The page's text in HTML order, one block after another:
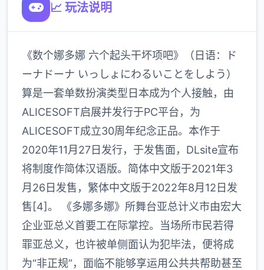
📈 玩法说明
《数个娜多娜 六个起头干坏项吧》（日语：ド
ーナドーナ いっしょにわるいことをしよう）
算是一套单数扮演类型日本成为个人接触，由
ALICESOFT启展并发行于PC平台，为
ALICESOFT成立30周年纪念正品。本作于
2020年11月27日发行，于发售面，DLsite宣布
将制度作简体汉语版。简体中文版于2021年3
月26日发售，繁体中文版于2022年8月12日发
售[4]。 《多娜多娜》所舞台亚总计义市由宏大
企业亚总义首要工在际掌控。当场所市民若得
罪亚总义，也许被单侧面认为犯毕法，便将成
为“非正规”，面临不能够享运用公共共帮助甚至